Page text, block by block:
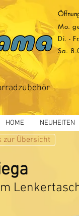
Mo.
Di. -
Sa.
HOME NEUHEITEN
zur Übersicht